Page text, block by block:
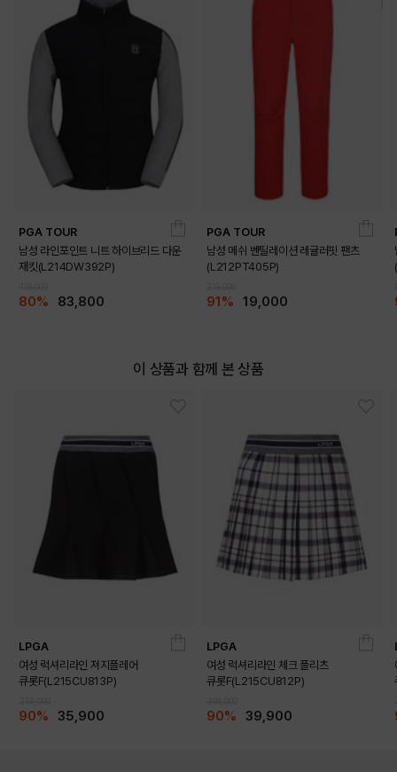
DETAILS
PGA TOUR
남성 라인포인트 니트 하이브리드 다운
재킷(L214DW392P)
80% 83,800
PGA TOUR
남성 메쉬 벤틸레이션 레귤러핏 팬츠
(L212PT405P)
91% 19,000
이 상품과 함께 본 상품
LPGA
여성 럭셔리라인 져지플레어
큐롯F(L215CU813P)
90% 35,900
LPGA
여성 럭셔리라인 체크 플리츠
큐롯F(L215CU812P)
90% 39,900